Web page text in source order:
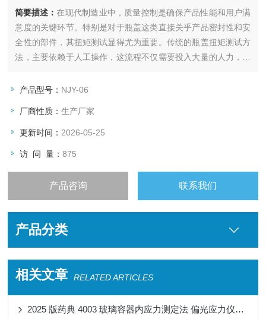
简要描述：在现代制造业中，质量控制是确保产品性能和用户满
意度的关键环节。特别是对于瓶盖这类直接关乎产品密封性和安
全性的部件，其扭矩测试显得尤为重要。传统的瓶盖扭矩测试方
法，主要依赖于人工操作，这流程不仅需要投入大量的人力，而
性和可靠性。然而，随着科技的进步，NJY-06款自动旋开扭力测
产品型号： NJY-06
厂商性质：生产厂家
更新时间： 2026-05-25
访 问 量：875
产品咨询 联系我们
产品分类
相关文章 RELATED ARTICLES
2025 版药典 4003 玻璃容器内应力测定法 偏光应力仪解读